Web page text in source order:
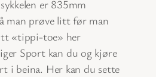
er 835mm
man prøve litt før man
«tippi-toe» her
Sport kan du og kjøre
i beina. Her kan du sette